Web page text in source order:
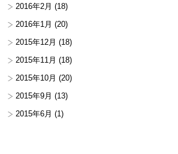
2016年2月 (18)
2016年1月 (20)
2015年12月 (18)
2015年11月 (18)
2015年10月 (20)
2015年9月 (13)
2015年6月 (1)